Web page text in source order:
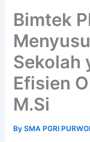
Bimtek
Sekolah
Efisien
M.Si
BySMA PGRI